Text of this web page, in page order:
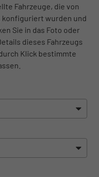
Fahrzeuge, die von
wurden und
Sie in das Foto oder
dieses Fahrzeugs
Klick bestimmte